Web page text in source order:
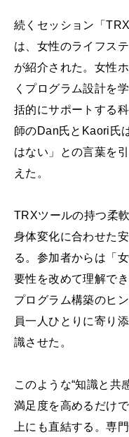
続くセッション「
は、女性のライフス
が紹介された。女性
くプログラム設計を
括的にサポートする
師のDan氏とKaori氏
はない」との言葉を
えた。
TRXツールの持つ柔
身体変化に合わせた
る。参加者からは「
要性を改めて理解で
プログラム構築のヒ
員一人ひとりに寄り
識させた。
このような“知識と共
満足度を高めるだけ
上にも直結する。専